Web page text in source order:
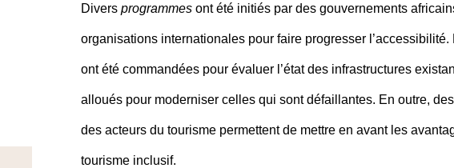
Divers programmesont été initiés par des gouvernements
organisations internationales pour faire progresser l’accessibilité.
ont été commandées pour évaluer l’état des infrastructures
alloués pour moderniser celles qui sont défaillantes. En outre, des
des acteurs du tourisme permettent de mettre en avant les
tourisme inclusif.